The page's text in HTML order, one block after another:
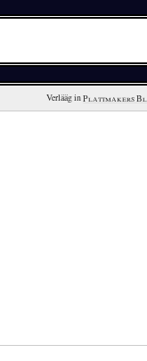
Verlääg in Plattmakers